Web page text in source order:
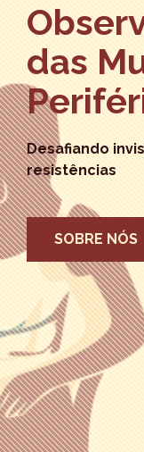
das
Desafiando
resistências
SOBRE NÓS